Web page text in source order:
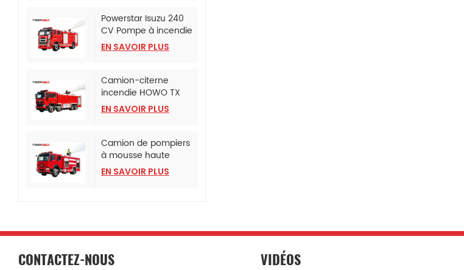
Powerstar Isuzu 240
CV Pompe à incendie
d'urgence
EN SAVOIR PLUS
Camion-citerne
incendie HOWO TX
avec pompe incendie
CB10/120
EN SAVOIR PLUS
Camion de pompiers
à mousse haute
pression HOWO
EN SAVOIR PLUS
CONTACTEZ-NOUS VIDÉOS